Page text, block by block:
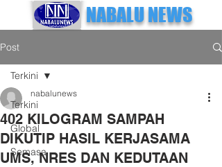
NABALU NEWS
Post
Terkini
Global
Semasa
Terkini
402 KILOGRAM SAMPAH
DIKUTIP HASIL KERJASAMA
UMS, NRES DAN KEDUTAAN
nabalunews